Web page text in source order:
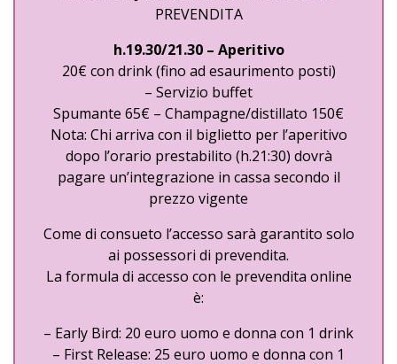
PREVENDITA
h.19.30/21.30 – Aperitivo
20€ con drink (fino ad esaurimento posti)
– Servizio buffet
Spumante 65€ – Champagne/distillato 150€
Nota: Chi arriva con il biglietto per l’aperitivo
dopo l’orario prestabilito (h.21:30) dovrà
pagare un’integrazione in cassa secondo il
prezzo vigente
Come di consueto l’accesso sarà garantito solo
ai possessori di prevendita.
La formula di accesso con le prevendita online
è:
– Early Bird: 20 euro uomo e donna con 1 drink
– First Release: 25 euro uomo e donna con 1